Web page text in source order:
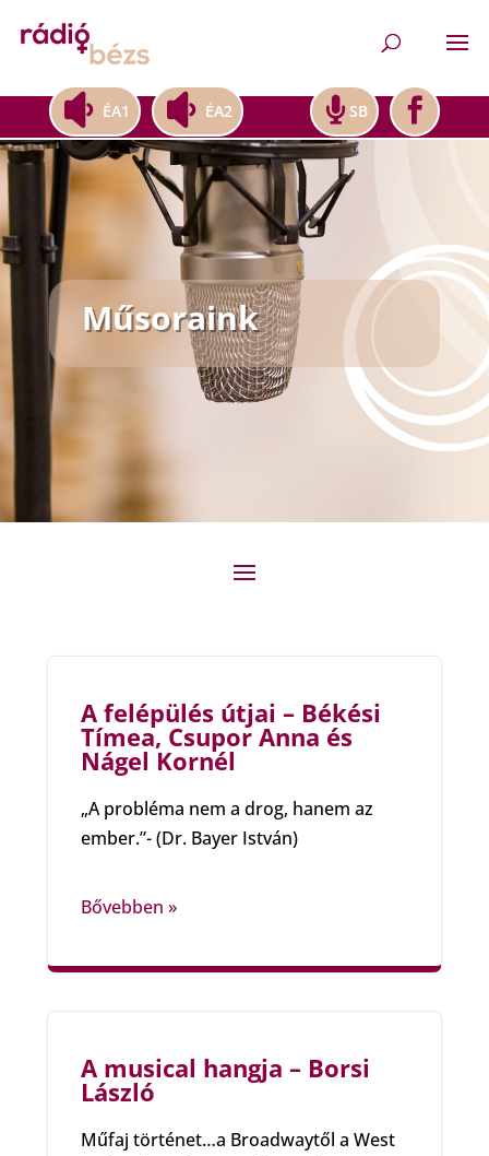
ÉA1 ÉA2 SB
Műsoraink
A felépülés útjai – Békési
Tímea, Csupor Anna és
Nágel Kornél
„A probléma nem a drog, hanem az
ember.”- (Dr. Bayer István)
Bővebben »
A musical hangja – Borsi
László
Műfaj történet…a Broadwaytől a West